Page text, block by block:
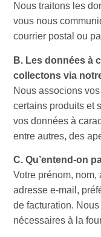
Nous traitons les
vous nous
courrier postal ou
B. Les données à
collectons via
Nous associons
certains produits et
vos données à
entre autres, des
C. Qu’entend-on
Votre prénom,
adresse e-mail,
de facturation.
nécessaires à la